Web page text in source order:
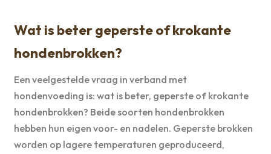
Wat is beter geperste of krokante
hondenbrokken?
Een veelgestelde vraag in verband met
hondenvoeding is: wat is beter, geperste of krokante
hondenbrokken? Beide soorten hondenbrokken
hebben hun eigen voor- en nadelen. Geperste brokken
worden op lagere temperaturen geproduceerd,